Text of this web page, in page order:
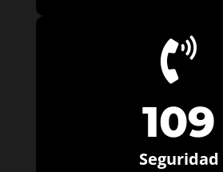

109
Seguridad